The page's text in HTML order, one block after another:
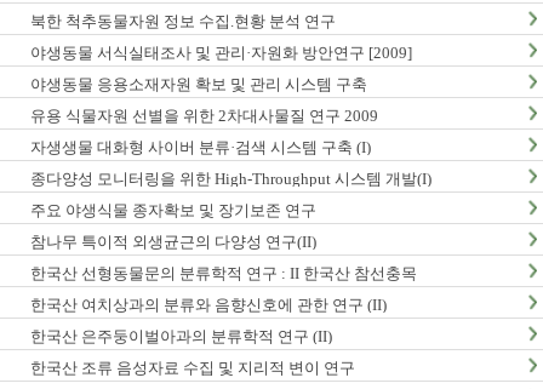
북한 척추동물자원 정보 수집.현황 분석 연구
야생동물 서식실태조사 및 관리·자원화 방안연구 [2009]
야생동물 응용소재자원 확보 및 관리 시스템 구축
유용 식물자원 선별을 위한 2차대사물질 연구 2009
자생생물 대화형 사이버 분류·검색 시스템 구축 (I)
종다양성 모니터링을 위한 High-Throughput 시스템 개발(I)
주요 야생식물 종자확보 및 장기보존 연구
참나무 특이적 외생균근의 다양성 연구(II)
한국산 선형동물문의 분류학적 연구 : II 한국산 참선충목
한국산 여치상과의 분류와 음향신호에 관한 연구 (II)
한국산 은주둥이벌아과의 분류학적 연구 (II)
한국산 조류 음성자료 수집 및 지리적 변이 연구